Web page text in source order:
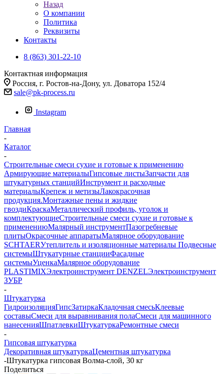
Назад
О компании
Политика
Реквизиты
Контакты
8 (863) 301-22-10
Контактная информация
Россия, г. Ростов-на-Дону, ул. Доватора 152/4
sale@pk-process.ru
Instagram
Главная
-
Каталог
-
Строительные смеси сухие и готовые к применению
Армирующие материалыГипсовые листыЗапчасти для
штукатурных станцийИнструмент и расходные
материалыКрепеж и метизыЛакокрасочная
продукция.Монтажные пены и жидкие
гвоздиКраскаМеталлический профиль, уголок и
комплектующиеСтроительные смеси сухие и готовые к
применениюМалярный инструментПазогребневые
плитыОкрасочные аппаратыМалярное оборудование
SCHTAERУтеплитель и изоляционные материалы Подвесные
системыШтукатурные станцииФасадные
системыУценкаМалярное оборудование
PLASTIMIXЭлектроинструмент DENZELЭлектроинструмент
ЗУБР
-
Штукатурка
ГидроизоляцияГипсЗатиркаКладочная смесьКлеевые
составыСмеси для выравнивания полаСмеси для машинного
нанесенияШпатлевкиШтукатуркаРемонтные смеси
-
Гипсовая штукатурка
Декоративная штукатуркаЦементная штукатурка
-Штукатурка гипсовая Волма-слой, 30 кг
Поделиться